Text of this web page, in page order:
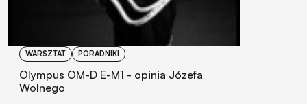
WARSZTAT PORADNIKI
Olympus OM-D E-M1 - opinia Józefa
Wolnego